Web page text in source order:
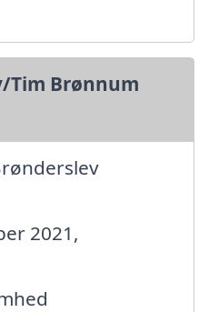
Tim Brønnum
2021,